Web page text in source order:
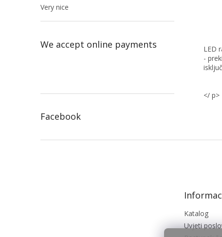
Very nice
We accept online payments
Facebook
LED
-
</ p>
Katalog
Uvjeti